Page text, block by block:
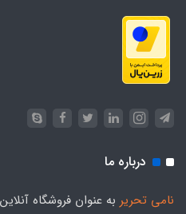
درباره ما
نامی تحریر به عنوان فروشگاه